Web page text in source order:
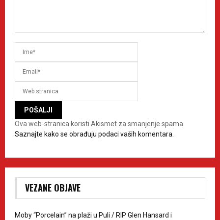
Ova web-stranica koristi Akismet za smanjenje spama.
Saznajte kako se obrađuju podaci vaših komentara.
VEZANE OBJAVE
Moby “Porcelain” na plaži u Puli / RIP Glen Hansard i